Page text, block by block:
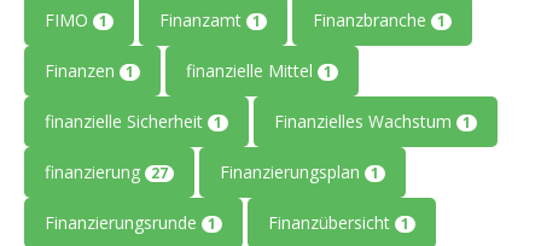
FIMO 1 Finanzamt 1 Finanzbranche 1
Finanzen 1 finanzielle Mittel 1
finanzielle Sicherheit 1 Finanzielles Wachstum 1
finanzierung 27 Finanzierungsplan 1
Finanzierungsrunde 1 Finanzübersicht 1